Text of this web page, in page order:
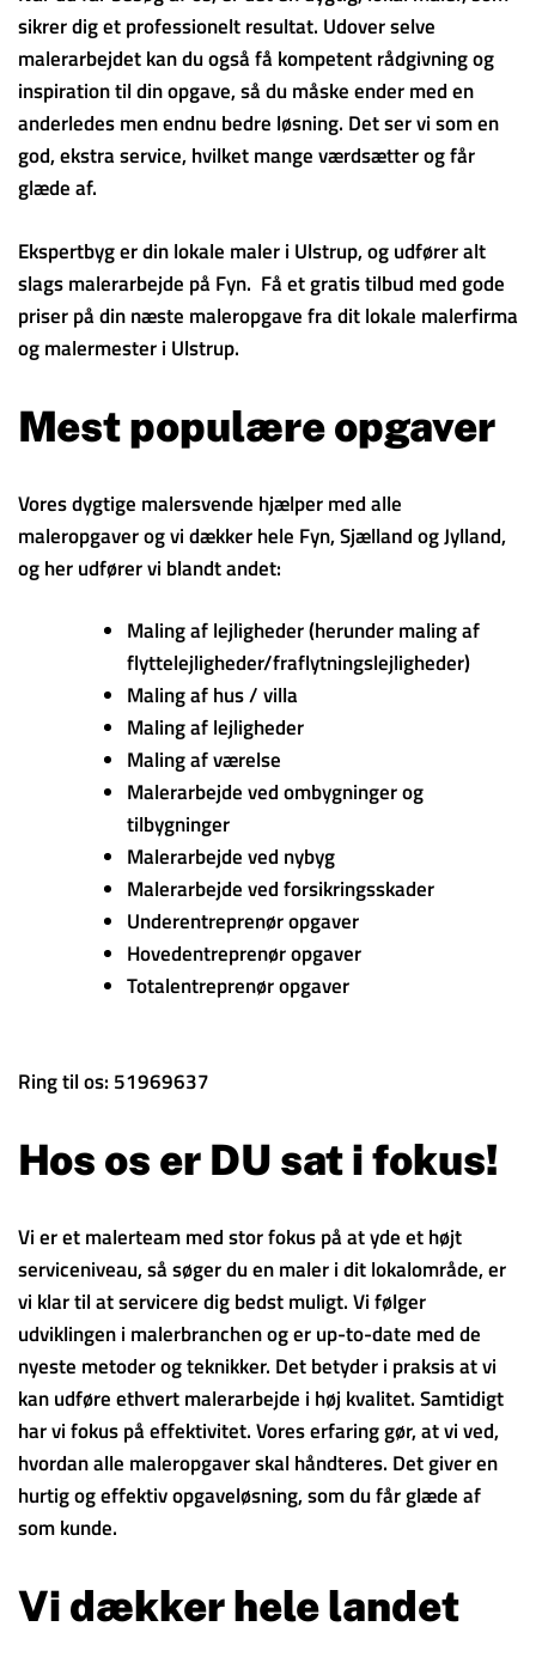
sikrer dig et professionelt resultat. Udover selve
malerarbejdet kan du også få kompetent rådgivning og
inspiration til din opgave, så du måske ender med en
anderledes men endnu bedre løsning. Det ser vi som en
god, ekstra service, hvilket mange værdsætter og får
glæde af.
Ekspertbyg er din lokale maler i Ulstrup, og udfører alt
slags malerarbejde på Fyn. Få et gratis tilbud med gode
priser på din næste maleropgave fra dit lokale malerfirma
og malermester i Ulstrup.
Mest populære opgaver
Vores dygtige malersvende hjælper med alle
maleropgaver og vi dækker hele Fyn, Sjælland og Jylland,
og her udfører vi blandt andet:
Maling af lejligheder (herunder maling af
flyttelejligheder/fraflytningslejligheder)
Maling af hus / villa
Maling af lejligheder
Maling af værelse
Malerarbejde ved ombygninger og
tilbygninger
Malerarbejde ved nybyg
Malerarbejde ved forsikringsskader
Underentreprenør opgaver
Hovedentreprenør opgaver
Totalentreprenør opgaver
Ring til os: 51969637
Hos os er DU sat i fokus!
Vi er et malerteam med stor fokus på at yde et højt
serviceniveau, så søger du en maler i dit lokalområde, er
vi klar til at servicere dig bedst muligt. Vi følger
udviklingen i malerbranchen og er up-to-date med de
nyeste metoder og teknikker. Det betyder i praksis at vi
kan udføre ethvert malerarbejde i høj kvalitet. Samtidigt
har vi fokus på effektivitet. Vores erfaring gør, at vi ved,
hvordan alle maleropgaver skal håndteres. Det giver en
hurtig og effektiv opgaveløsning, som du får glæde af
som kunde.
Vi dækker hele landet